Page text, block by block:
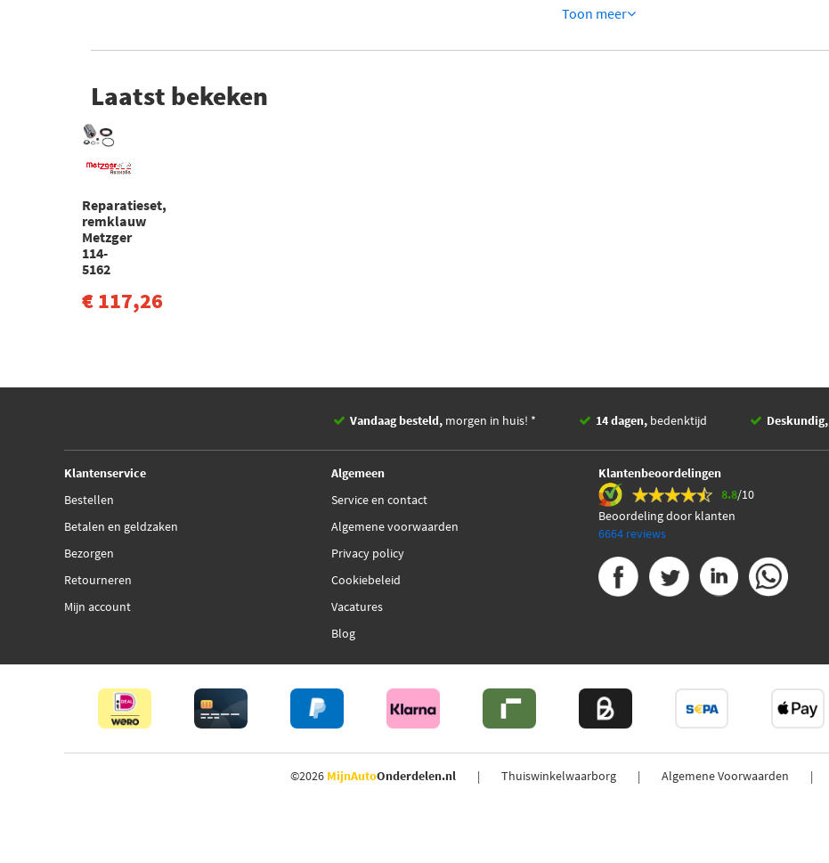
Toon meer
Laatst bekeken
Reparatieset,
remklauw
Metzger
114-
5162
€ 117,26
Vandaag besteld, morgen in huis! * 14 dagen, bedenktijd Deskundig,
Klantenservice
Bestellen
Betalen en geldzaken
Bezorgen
Retourneren
Mijn account
Algemeen
Service en contact
Algemene voorwaarden
Privacy policy
Cookiebeleid
Vacatures
Blog
Klantenbeoordelingen
8.8/10
Beoordeling door klanten
6664 reviews
©2026 MijnAutoOnderdelen.nl Thuiswinkelwaarborg Algemene Voorwaarden